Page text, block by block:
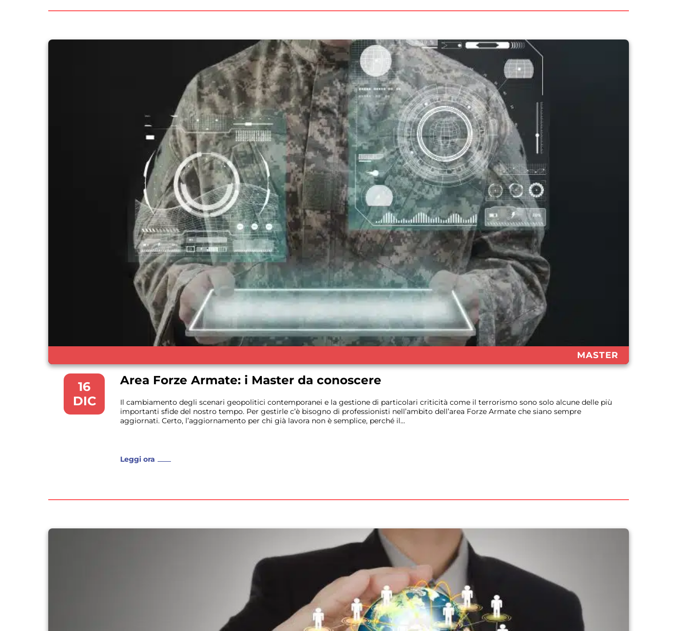
MASTER
16
DIC
Area Forze Armate: i Master da conoscere
Il cambiamento degli scenari geopolitici contemporanei e la gestione di particolari criticità come il terrorismo sono solo alcune delle più
importanti sfide del nostro tempo. Per gestirle c’è bisogno di professionisti nell’ambito dell’area Forze Armate che siano sempre
aggiornati. Certo, l’aggiornamento per chi già lavora non è semplice, perché il...
Leggi ora